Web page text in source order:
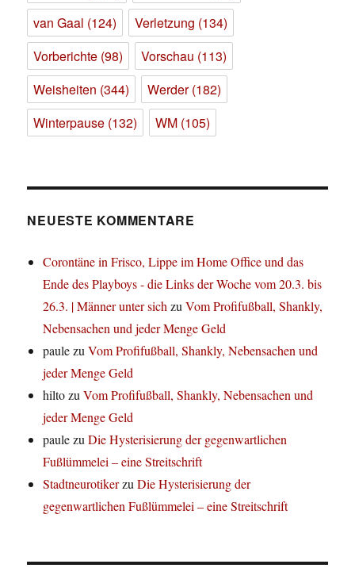
van Gaal (124) Verletzung (134)
Vorberichte (98) Vorschau (113)
Weisheiten (344) Werder(182)
Winterpause (132) WM (105)
NEUESTE KOMMENTARE
Corontäne in Frisco, Lippe im Home Office und das
Ende des Playboys - die Links der Woche vom 20.3. bis
26.3. | Männer unter sichzuVom Profifußball, Shankly,
Nebensachen und jeder Menge Geld
paulezuVom Profifußball, Shankly, Nebensachen und
jeder Menge Geld
hiltozuVom Profifußball, Shankly, Nebensachen und
jeder Menge Geld
paulezuDie Hysterisierung der gegenwartlichen
Fußlümmelei – eine Streitschrift
StadtneurotikerzuDie Hysterisierung der
gegenwartlichen Fußlümmelei – eine Streitschrift